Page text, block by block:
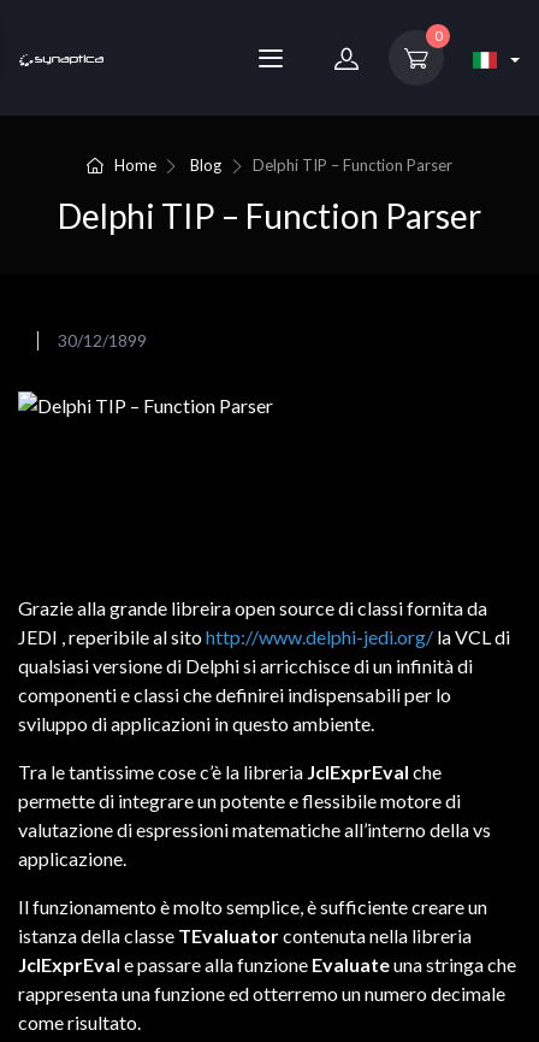
0
Home Blog Delphi TIP – Function Parser
Delphi TIP – Function Parser
30/12/1899
Grazie alla grande libreira open source di classi fornita da
JEDI , reperibile al sitohttp://www.delphi-jedi.org/ la VCL di
qualsiasi versione di Delphi si arricchisce di un infinità di
componenti e classi che definirei indispensabili per lo
sviluppo di applicazioni in questo ambiente.
Tra le tantissime cose c’è la libreria JclExprEval che
permette di integrare un potente e flessibile motore di
valutazione di espressioni matematiche all’interno della vs
applicazione.
Il funzionamento è molto semplice, è sufficiente creare un
istanza della classe TEvaluatorcontenuta nella libreria
JclExprEval e passare alla funzione Evaluateuna stringa che
rappresenta una funzione ed otterremo un numero decimale
come risultato.